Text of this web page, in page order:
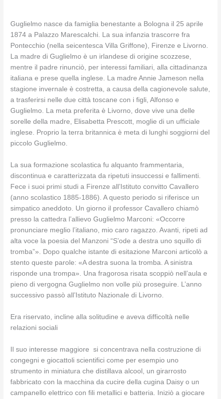
Guglielmo nasce da famiglia benestante a Bologna il 25 aprile
1874 a Palazzo Marescalchi. La sua infanzia trascorre fra
Pontecchio (nella seicentesca Villa Griffone), Firenze e Livorno.
La madre di Guglielmo è un irlandese di origine scozzese,
mentre il padre rinunciò, per interessi familiari, alla cittadinanza
italiana e prese quella inglese. La madre Annie Jameson nella
stagione invernale è costretta, a causa della cagionevole salute,
a trasferirsi nelle due città toscane con i figli, Alfonso e
Guglielmo. La meta preferita è Livorno, dove vive una delle
sorelle della madre, Elisabetta Prescott, moglie di un ufficiale
inglese. Proprio la terra britannica è meta di lunghi soggiorni del
piccolo Guglielmo.
La sua formazione scolastica fu alquanto frammentaria,
discontinua e caratterizzata da ripetuti insuccessi e fallimenti.
Fece i suoi primi studi a Firenze all’Istituto convitto Cavallero
(anno scolastico 1885-1886). A questo periodo si riferisce un
simpatico aneddoto. Un giorno il professor Cavallero chiamò
presso la cattedra l’allievo Guglielmo Marconi: «Occorre
pronunciare meglio l’italiano, mio caro ragazzo. Avanti, ripeti ad
alta voce la poesia del Manzoni “S’ode a destra uno squillo di
tromba”». Dopo qualche istante di esitazione Marconi articolò a
stento queste parole: «A destra suona la tromba. A sinistra
risponde una trompa». Una fragorosa risata scoppiò nell’aula e
pieno di vergogna Guglielmo non volle più proseguire. L’anno
successivo passò all’Istituto Nazionale di Livorno.
Era riservato, incline alla solitudine e aveva difficoltà nelle
relazioni sociali
Il suo interesse maggiore si concentrava nella costruzione di
congegni e giocattoli scientifici come per esempio uno
strumento in miniatura che distillava alcool, un girarrosto
fabbricato con la macchina da cucire della cugina Daisy o un
campanello elettrico con fili metallici e batteria. Iniziò a giocare